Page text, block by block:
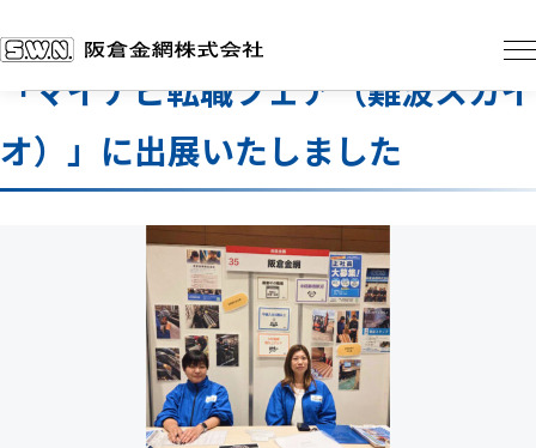
会社概要
事業内容
押出し機用スクリーン（ストレーナー）
打出し網・打抜き網
ワイヤーネットコンベヤー
お知らせ一覧
採用情報
2026.6.29
「マイナビ転職フェア（難波スカイ
オ）」に出展いたしました